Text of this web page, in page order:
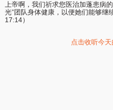
上帝啊，我们祈求您医治加蓬患病
光”团队身体健康，以便她们能够继
17:14）
点击收听今